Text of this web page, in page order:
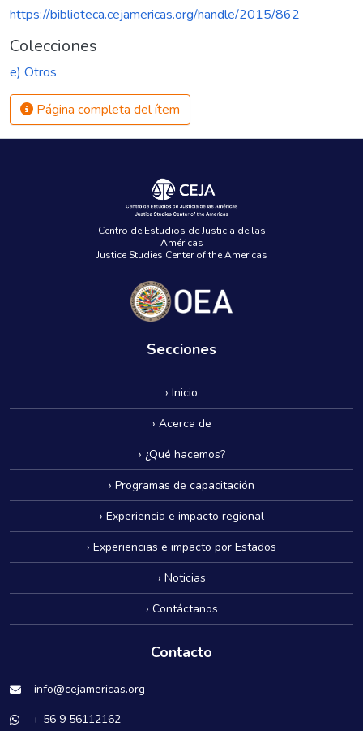
https://biblioteca.cejamericas.org/handle/2015/862
Colecciones
e) Otros
Página completa del ítem
Centro de Estudios de Justicia de las
Américas
Justice Studies Center of the Americas
Secciones
› Inicio
› Acerca de
› ¿Qué hacemos?
› Programas de capacitación
› Experiencia e impacto regional
› Experiencias e impacto por Estados
› Noticias
› Contáctanos
Contacto
info@cejamericas.org
+ 56 9 56112162